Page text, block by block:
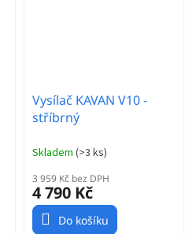
Vysílač KAVAN V10 -
stříbrný
Skladem (>3 ks)
3 959 Kč bez DPH
4 790 Kč
Do košíku